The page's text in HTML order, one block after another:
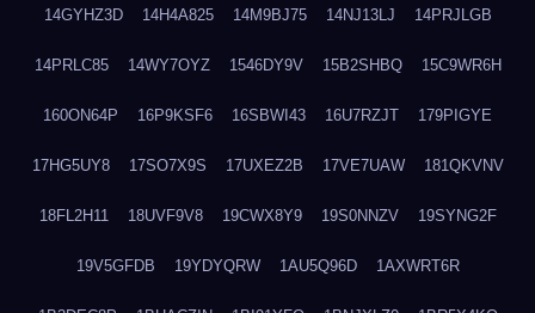
14GYHZ3D 14H4A825 14M9BJ75 14NJ13LJ 14PRJLGB
14PRLC85 14WY7OYZ 1546DY9V 15B2SHBQ 15C9WR6H
160ON64P 16P9KSF6 16SBWI43 16U7RZJT 179PIGYE
17HG5UY8 17SO7X9S 17UXEZ2B 17VE7UAW 181QKVNV
18FL2H11 18UVF9V8 19CWX8Y9 19S0NNZV 19SYNG2F
19V5GFDB 19YDYQRW 1AU5Q96D 1AXWRT6R